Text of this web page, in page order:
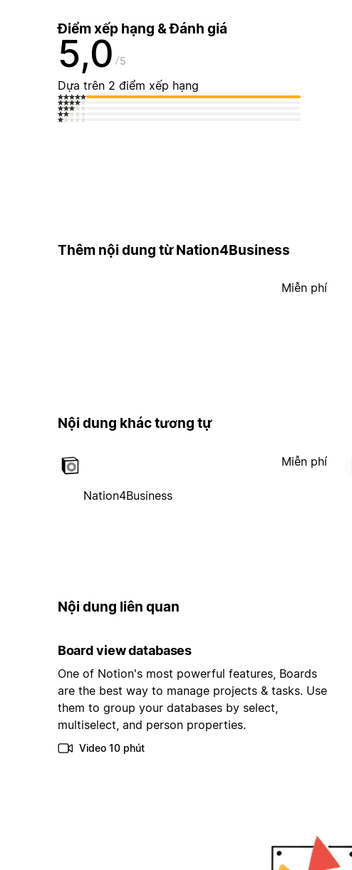
Điểm xếp hạng & Đánh giá
5,0 5
Dựa trên 2 điểm xếp hạng
Thêm nội dung từ Nation4Business
Miễn phí
Nội dung khác tương tự
Nation4Business
Miễn phí
Nội dung liên quan
Board view databases
One of Notion's most powerful features, Boards
are the best way to manage projects & tasks. Use
them to group your databases by select,
multiselect, and person properties.
Video 10 phút